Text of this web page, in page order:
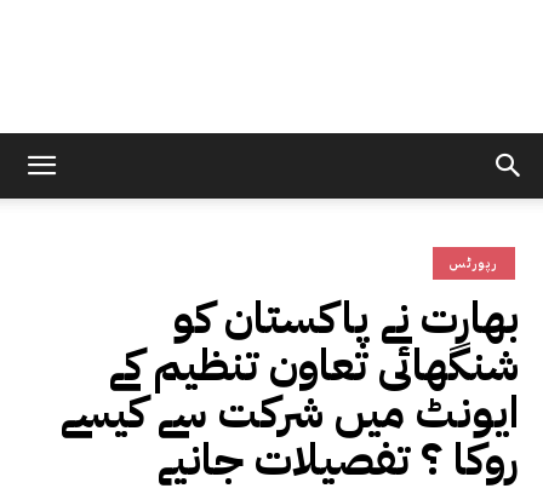
رپورٹس
بھارت نے پاکستان کو
شنگھائی تعاون تنظیم کے
ایونٹ میں شرکت سے کیسے
روکا ؟ تفصیلات جانیے